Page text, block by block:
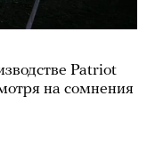
Patriot
на сомнения